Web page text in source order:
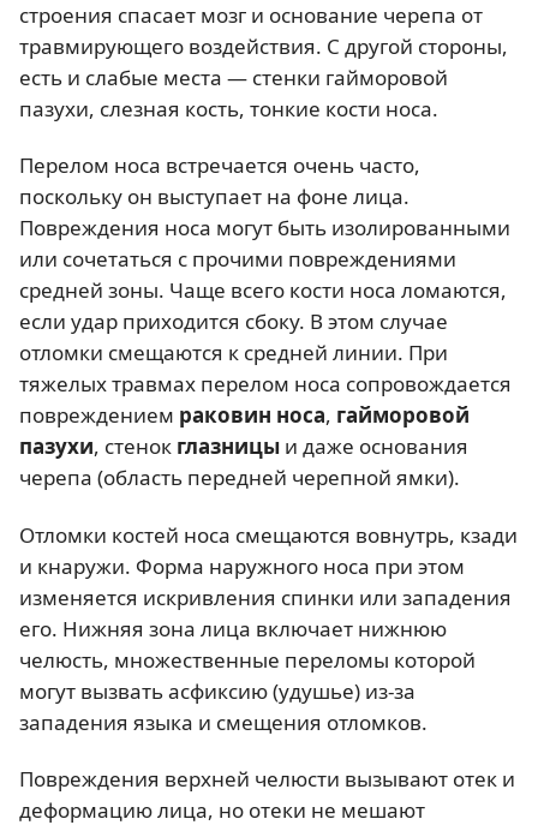
строения спасает мозг и основание черепа от
травмирующего воздействия. С другой стороны,
есть и слабые места — стенки гайморовой
пазухи, слезная кость, тонкие кости носа.
Перелом носа встречается очень часто,
поскольку он выступает на фоне лица.
Повреждения носа могут быть изолированными
или сочетаться с прочими повреждениями
средней зоны. Чаще всего кости носа ломаются,
если удар приходится сбоку. В этом случае
отломки смещаются к средней линии. При
тяжелых травмах перелом носа сопровождается
повреждением раковин носа, гайморовой
пазухи, стенок глазницы и даже основания
черепа (область передней черепной ямки).
Отломки костей носа смещаются вовнутрь, кзади
и кнаружи. Форма наружного носа при этом
изменяется искривления спинки или западения
его. Нижняя зона лица включает нижнюю
челюсть, множественные переломы которой
могут вызвать асфиксию (удушье) из-за
западения языка и смещения отломков.
Повреждения верхней челюсти вызывают отек и
деформацию лица, но отеки не мешают